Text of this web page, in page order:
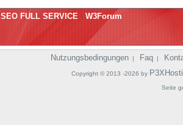
SEO FULL SERVICE - W3Forum
Nutzungsbedingungen | Faq |
Copyright © 2013 -2026 by
Seite